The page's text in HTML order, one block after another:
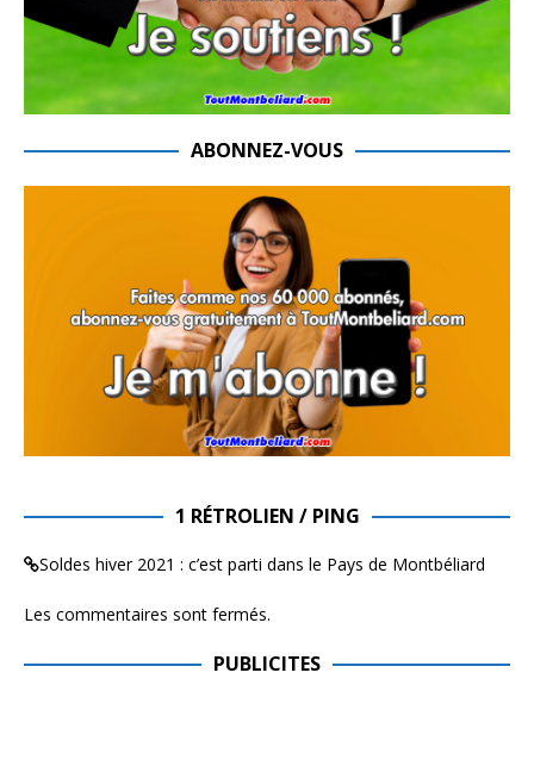
ABONNEZ-VOUS
1 RÉTROLIEN / PING
Soldes hiver 2021 : c’est parti dans le Pays de Montbéliard
Les commentaires sont fermés.
PUBLICITES